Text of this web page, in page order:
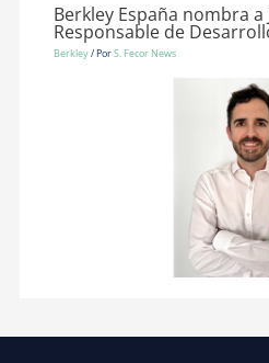
Berkley España nombra
Responsable de
Berkley/ PorS. Fecor News